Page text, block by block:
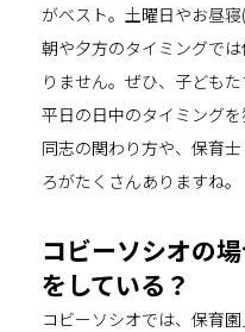
がベスト。土曜日やお昼
朝や夕方のタイミングで
りません。ぜひ、子ども
平日の日中のタイミング
同志の関わり方や、保育
ろがたくさんありますね。
コビーソシオの
をしている？
コビーソシオでは、保育